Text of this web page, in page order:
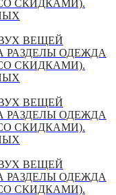
СКИДКАМИ).
ВЕЩЕЙ
РАЗДЕЛЫ ОДЕЖДА
СКИДКАМИ).
ВЕЩЕЙ
РАЗДЕЛЫ ОДЕЖДА
СКИДКАМИ).
ВЕЩЕЙ
РАЗДЕЛЫ ОДЕЖДА
СКИДКАМИ).